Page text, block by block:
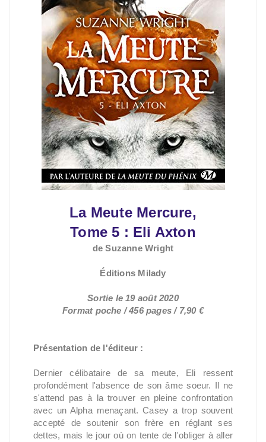
La Meute Mercure,
Tome 5 : Eli Axton
de Suzanne Wright
Éditions Milady
Sortie le 19 août 2020
Format poche / 456 pages / 7,90 €
Présentation de l'éditeur :
Dernier célibataire de sa meute, Eli ressent
profondément l'absence de son âme soeur. Il ne
s'attend pas à la trouver en pleine confrontation
avec un Alpha menaçant. Casey a trop souvent
accepté de soutenir son frère en réglant ses
dettes, mais le jour où on tente de l'obliger à aller